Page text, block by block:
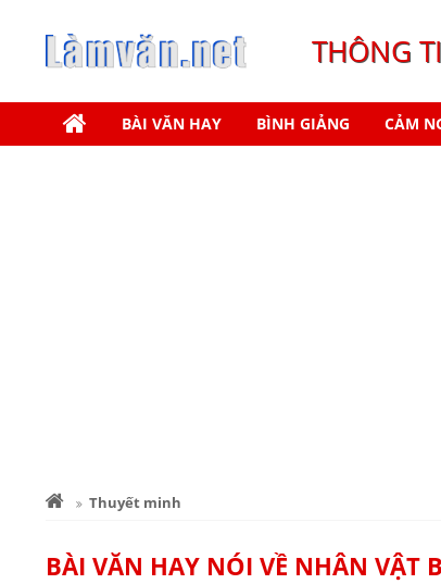
THÔNG
BÀI VĂN HAY BÌNH GIẢNG CẢM
Thuyết minh
BÀI VĂN HAY NÓI VỀ NHÂN VẬT